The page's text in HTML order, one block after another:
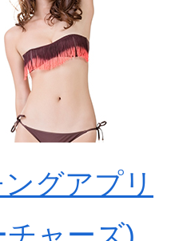
グアプリ